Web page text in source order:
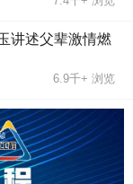
讲述父辈激情燃
6.9千+ 浏览